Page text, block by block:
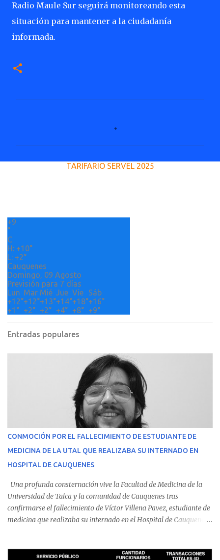
Radio Maule Sur seguirá monitoreando esta
situación para mantener a la ciudadanía
informada.
s
TARIFARIO SERVEL 2025
+9
°
C
H: +10°
L: +2°
Cauquenes
Domingo, 09 Agosto
Previsión para 7 días
Lun Mar Mié Jue Vie
Sáb
+12°+12°+13°+14°+18°+16°
+1° +2° +2° +4° +8° +9°
Entradas populares
CONMOCIÓN POR EL FALLECIMIENTO DE ESTUDIANTE DE
MEDICINA DE LA UTAL QUE REALIZABA SU INTERNADO EN
HOSPITAL DE CAUQUENES
Una profunda consternación vive la Facultad de Medicina de la
Universidad de Talca y la comunidad de Cauquenes tras
confirmarse el fallecimiento de Víctor Villena Pavez, estudiante de
medicina que realizaba su internado en el Hospital de Cauquenes.
malestares físicos. Dada la complejidad de su estado de salud, el